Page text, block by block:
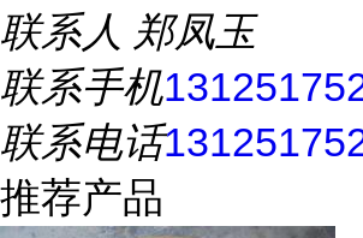
联系人 郑凤玉
联系手机
联系电话
推荐产品